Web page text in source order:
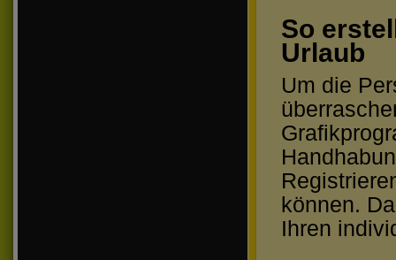
So
Urlaub
Um die
können.
Ihren